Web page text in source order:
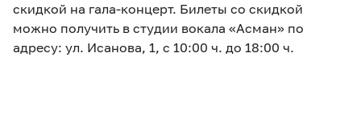
скидкой на гала-концерт. Билеты со скидкой
можно получить в студии вокала «Асман» по
адресу: ул. Исанова, 1, с 10:00 ч. до 18:00 ч.